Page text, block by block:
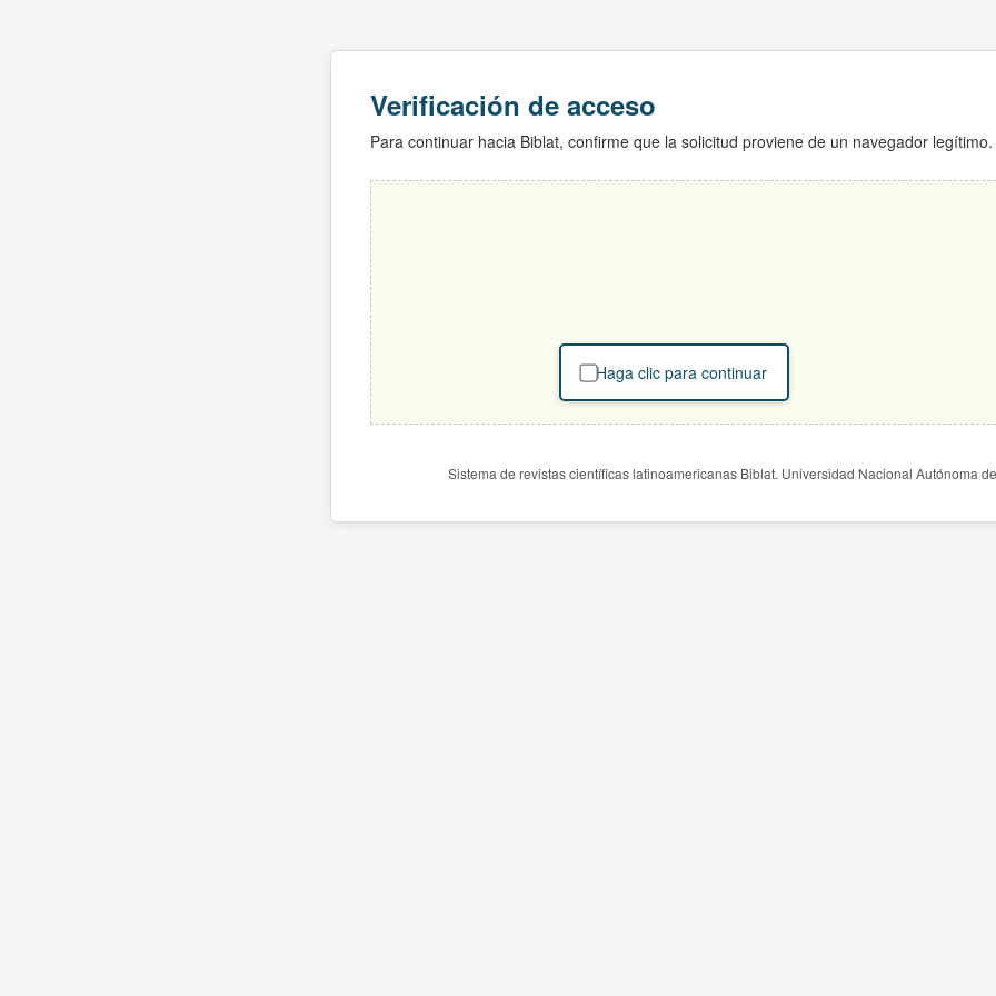
Verificación de acceso
Para continuar hacia Biblat, confirme que la solicitud proviene de un navegador legítimo.
Haga clic para continuar
Sistema de revistas científicas latinoamericanas Biblat. Universidad Nacional Autónoma